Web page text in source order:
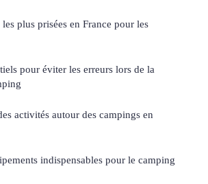
plus prisées en France pour les
pour éviter les erreurs lors de la
activités autour des campings en
indispensables pour le camping